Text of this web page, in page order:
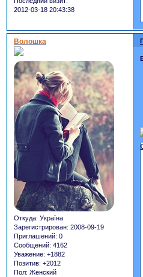
2012-03-18 20:43:38
Волошка
Откуда: Україна
Зарегистрирован: 2008-09-19
Приглашений: 0
Сообщений: 4162
Уважение: +1882
Позитив: +2012
Пол: Женский